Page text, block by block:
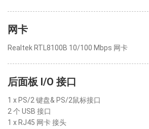
网卡
Realtek RTL8100B 10/100 Mbps 网卡
后面板 I/O 接口
1 x PS/2 键盘& PS/2鼠标接口
2 个 USB 接口
1 x RJ45 网卡 接头